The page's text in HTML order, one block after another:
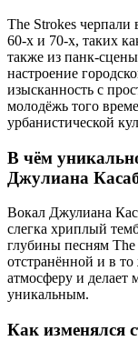
The Strokes черпали
60-х и 70-х, таких
также из панк-
настроение
изысканность с
молодёжь того
урбанистической
В чём
Джулиана
Вокал Джулиана
слегка хриплый
глубины песням The
отстранённой и в
атмосферу и
уникальным.
Как изменялся